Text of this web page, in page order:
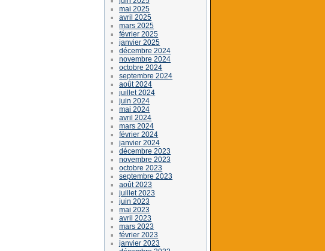
mai 2025
avril 2025
mars 2025
février 2025
janvier 2025
décembre 2024
novembre 2024
octobre 2024
septembre 2024
août 2024
juillet 2024
juin 2024
mai 2024
avril 2024
mars 2024
février 2024
janvier 2024
décembre 2023
novembre 2023
octobre 2023
septembre 2023
août 2023
juillet 2023
juin 2023
mai 2023
avril 2023
mars 2023
février 2023
janvier 2023